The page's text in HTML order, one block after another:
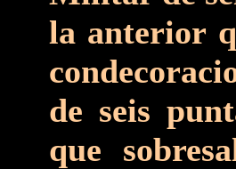
la anterior
de seis
que